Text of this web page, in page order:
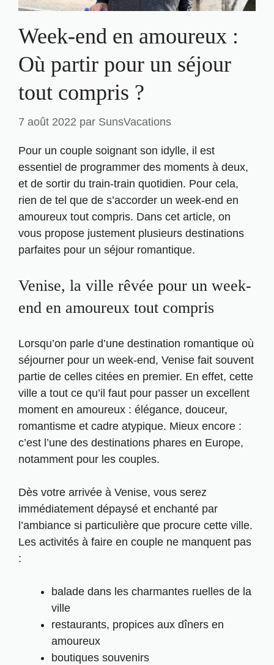
Week-end en amoureux :
Où partir pour un séjour
tout compris ?
7 août 2022 par SunsVacations
Pour un couple soignant son idylle, il est
essentiel de programmer des moments à deux,
et de sortir du train-train quotidien. Pour cela,
rien de tel que de s’accorder un week-end en
amoureux tout compris. Dans cet article, on
vous propose justement plusieurs destinations
parfaites pour un séjour romantique.
Venise, la ville rêvée pour un week-
end en amoureux tout compris
Lorsqu’on parle d’une destination romantique où
séjourner pour un week-end, Venise fait souvent
partie de celles citées en premier. En effet, cette
ville a tout ce qu’il faut pour passer un excellent
moment en amoureux : élégance, douceur,
romantisme et cadre atypique. Mieux encore :
c’est l’une des destinations phares en Europe,
notamment pour les couples.
Dès votre arrivée à Venise, vous serez
immédiatement dépaysé et enchanté par
l’ambiance si particulière que procure cette ville.
Les activités à faire en couple ne manquent pas
:
balade dans les charmantes ruelles de la
ville
restaurants, propices aux dîners en
amoureux
boutiques souvenirs